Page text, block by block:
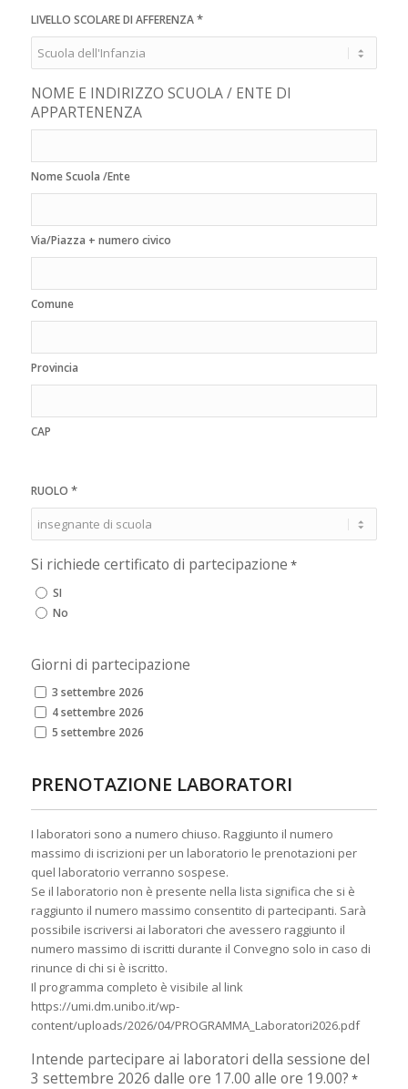
LIVELLO SCOLARE DI AFFERENZA *
NOME E INDIRIZZO SCUOLA / ENTE DI
APPARTENENZA
Nome Scuola /Ente
Via/Piazza + numero civico
Comune
Provincia
CAP
RUOLO *
Si richiede certificato di partecipazione *
SI
No
Giorni di partecipazione
3 settembre 2026
4 settembre 2026
5 settembre 2026
PRENOTAZIONE LABORATORI
I laboratori sono a numero chiuso. Raggiunto il numero
massimo di iscrizioni per un laboratorio le prenotazioni per
quel laboratorio verranno sospese.
Se il laboratorio non è presente nella lista significa che si è
raggiunto il numero massimo consentito di partecipanti. Sarà
possibile iscriversi ai laboratori che avessero raggiunto il
numero massimo di iscritti durante il Convegno solo in caso di
rinunce di chi si è iscritto.
Il programma completo è visibile al link
https://umi.dm.unibo.it/wp-
content/uploads/2026/04/PROGRAMMA_Laboratori2026.pdf
Intende partecipare ai laboratori della sessione del
3 settembre 2026 dalle ore 17.00 alle ore 19.00? *